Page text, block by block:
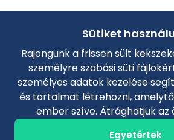
Sütiket
Rajongunk a frissen sült
személyre szabási süti
személyes adatok kezelése
és tartalmat létrehozni,
ember szíve. Átrághatjuk az
Egyetértek